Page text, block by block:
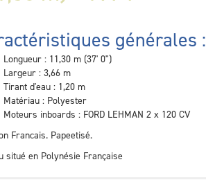
générales :
Longueur : 11,30 m (37' 0")
Largeur : 3,66 m
Tirant d'eau : 1,20 m
Matériau : Polyester
Moteurs inboards : FORD LEHMAN 2 x 120 CV
Francais. Papeetisé.
situé en Polynésie Française